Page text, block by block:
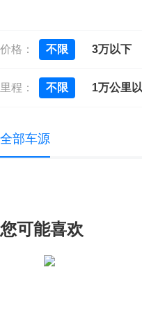
途锐
价格： 不限 3万以下
里程： 不限 1万公里
全部车源
您可能喜欢